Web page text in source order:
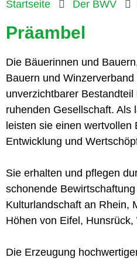
Startseite Der BWV
Präambel
Die Bäuerinnen und
Bauern und
unverzichtbarer
ruhenden Gesellschaft. Als
leisten sie einen
Entwicklung und
Sie erhalten und pflegen
schonende
Kulturlandschaft an Rhein,
Höhen von Eifel,
Die Erzeugung